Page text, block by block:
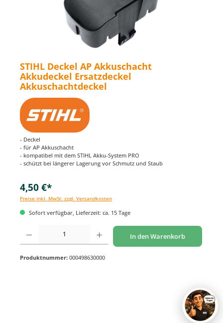
STIHL Deckel AP Akkuschacht
Akkudeckel Ersatzdeckel
Akkuschachtdeckel
- Deckel
- für AP Akkuschacht
- kompatibel mit dem STIHL Akku-System PRO
- schützt bei längerer Lagerung vor Schmutz und Staub
4,50 €*
Preise inkl. MwSt. zzgl. Versandkosten
Sofort verfügbar, Lieferzeit: ca. 15 Tage
Produkt Anzahl: Gib den gewünschten Wert ein oder benutze die Schaltflächen um
In den Warenkorb
Produktnummer: 000498630000